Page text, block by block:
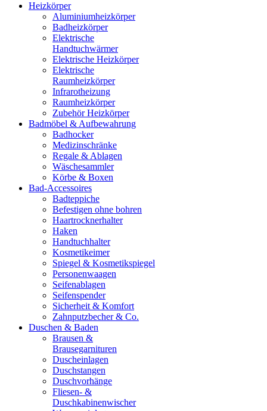
Heizkörper
Aluminiumheizkörper
Badheizkörper
Elektrische
Handtuchwärmer
Elektrische Heizkörper
Elektrische
Raumheizkörper
Infrarotheizung
Raumheizkörper
Zubehör Heizkörper
Badmöbel & Aufbewahrung
Badhocker
Medizinschränke
Regale & Ablagen
Wäschesammler
Körbe & Boxen
Bad-Accessoires
Badteppiche
Befestigen ohne bohren
Haartrocknerhalter
Haken
Handtuchhalter
Kosmetikeimer
Spiegel & Kosmetikspiegel
Personenwaagen
Seifenablagen
Seifenspender
Sicherheit & Komfort
Zahnputzbecher & Co.
Duschen & Baden
Brausen &
Brausegarnituren
Duscheinlagen
Duschstangen
Duschvorhänge
Fliesen- &
Duschkabinenwischer